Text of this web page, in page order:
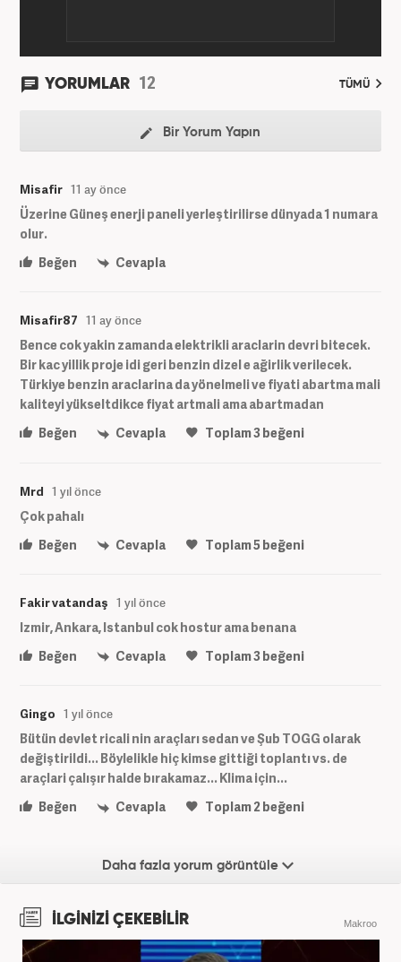
YORUMLAR 12 TÜMÜ
Bir Yorum Yapın
Misafir 11 ay önce
Üzerine Güneş enerji paneli yerleştirilirse dünyada 1 numara
olur.
Beğen
Cevapla
Misafir87 11 ay önce
Bence cok yakin zamanda elektrikli araclarin devri bitecek.
Bir kac yillik proje idi geri benzin dizel e ağirlik verilecek.
Türkiye benzin araclarina da yönelmeli ve fiyati abartma mali
kaliteyi yükseltdikce fiyat artmali ama abartmadan
Beğen
Cevapla Toplam3beğeni
Mrd 1 yıl önce
Çok pahalı
Beğen
Cevapla Toplam5beğeni
Fakir vatandaş 1 yıl önce
Izmir, Ankara, Istanbul cok hostur ama benana
Beğen
Cevapla Toplam3beğeni
Gingo 1 yıl önce
Bütün devlet ricali nin araçları sedan ve Şub TOGG olarak
değiştirildi... Böylelikle hiç kimse gittiği toplantı vs. de
araçlari çalışır halde bırakamaz... Klima için...
Beğen
Cevapla Toplam2beğeni
Daha fazla yorum görüntüle
İLGİNİZİ ÇEKEBİLİR Makroo